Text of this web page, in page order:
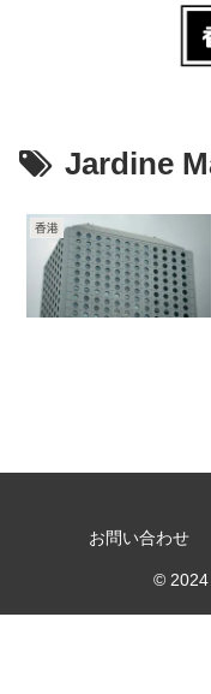
Jardine
香港
お問い合わせ
© 2024